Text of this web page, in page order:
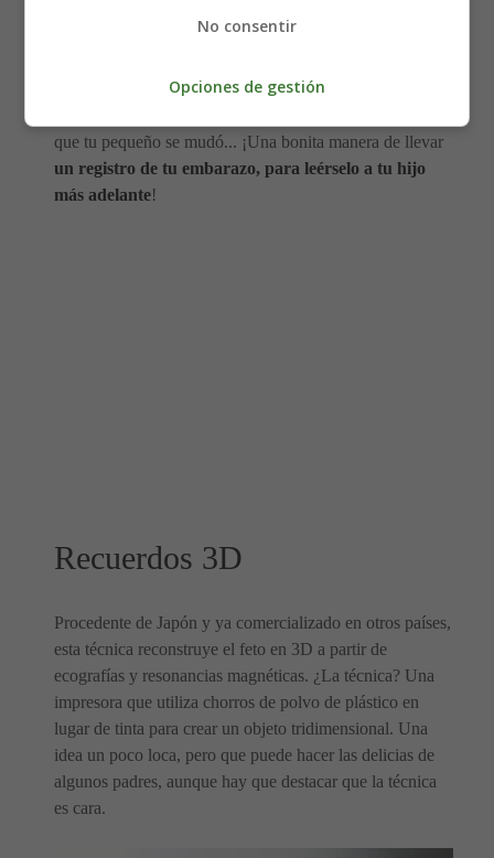
Si eres más bien una escritora de corazón y te gusta hacer
de embarazo? Tus estados de ánimo, tus primeras
que tu pequeño se mudó... ¡Una bonita manera de llevar
un registro de tu embarazo, para leérselo a tu hijo
más adelante!
Recuerdos 3D
Procedente de Japón y ya comercializado en otros países,
esta técnica reconstruye el feto en 3D a partir de
ecografías y resonancias magnéticas. ¿La técnica? Una
impresora que utiliza chorros de polvo de plástico en
lugar de tinta para crear un objeto tridimensional. Una
idea un poco loca, pero que puede hacer las delicias de
algunos padres, aunque hay que destacar que la técnica
es cara.
No consentir
Opciones de gestión